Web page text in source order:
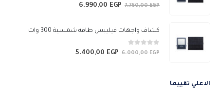
0 من 57.750,00EGP
السعر
هو:
6.990,00 EGP
هو:
كشاف واجهات فيليبس طاقه شمسية 300 وات
0 من 56.000,00EGP
السعر5.400,00 EGP
السعر
الاعلي تقييمآ